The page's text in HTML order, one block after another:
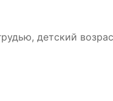
детский